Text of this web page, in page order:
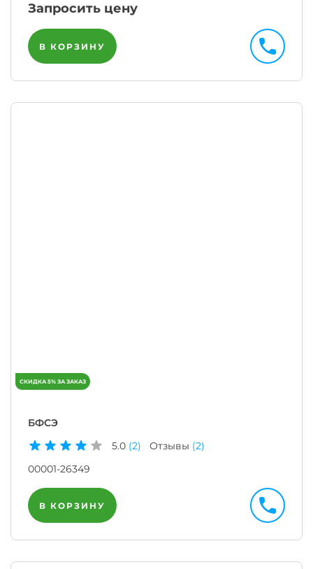
Запросить цену
В КОРЗИНУ
БФСЭ
5.0 (2) Отзывы (2)
00001-26349
В КОРЗИНУ